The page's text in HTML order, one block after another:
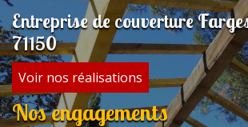
Entreprise de couverture
71150
Voir nos réalisations
Nos engagements